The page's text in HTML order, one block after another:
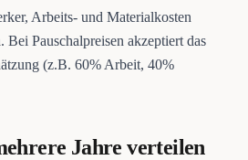
Arbeits- und Materialkosten
. Bei Pauschalpreisen akzeptiert das
(z.B. 60% Arbeit, 40%
Jahre verteilen